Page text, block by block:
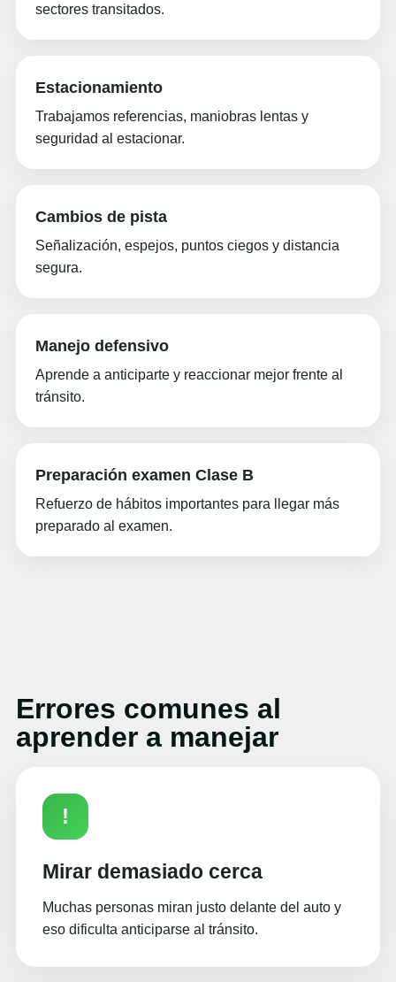
sectores transitados.
Estacionamiento
Trabajamos referencias, maniobras lentas y
seguridad al estacionar.
Cambios de pista
Señalización, espejos, puntos ciegos y distancia
segura.
Manejo defensivo
Aprende a anticiparte y reaccionar mejor frente al
tránsito.
Preparación examen Clase B
Refuerzo de hábitos importantes para llegar más
preparado al examen.
Errores comunes al
aprender a manejar
!
Mirar demasiado cerca
Muchas personas miran justo delante del auto y
eso dificulta anticiparse al tránsito.